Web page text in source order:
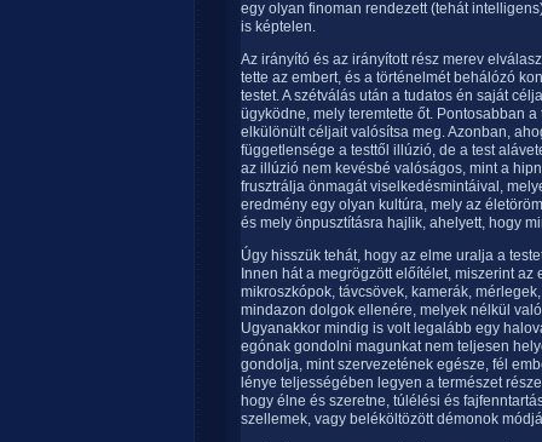
egy olyan finoman rendezett (tehát
is képtelen.
Az irányító és az irányított rész merev
tette az embert, és a történelmét behálózó
testet. A szétválás után a tudatos én saját
ügyködne, mely teremtette őt. Pontosabban
elkülönült céljait valósítsa meg. Azonban,
függetlensége a testtől illúzió, de a test
az illúzió nem kevésbé valóságos, mint a
frusztrálja önmagát viselkedésmintáival,
eredmény egy olyan kultúra, mely az
és mely önpusztításra hajlik, ahelyett, hogy
Úgy hisszük tehát, hogy az elme uralja a
Innen hát a megrögzött előítélet, miszerint
mikroszkópok, távcsövek, kamerák,
mindazon dolgok ellenére, melyek nélkül
Ugyanakkor mindig is volt legalább egy
egónak gondolni magunkat nem teljesen
gondolja, mint szervezetének egésze, fél
lénye teljességében legyen a természet
hogy élne és szeretne, túlélési és
szellemek, vagy beléköltözött démonok